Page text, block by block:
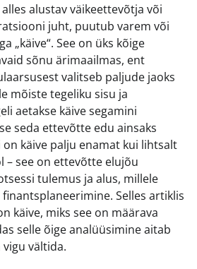
alustav väikeettevõtja või
juht, puutub varem või
„käive“. See on üks kõige
sõnu ärimaailmas, ent
valitseb paljude jaoks
mõiste tegeliku sisu ja
aetakse käive segamini
seda ettevõtte edu ainsaks
käive palju enamat kui lihtsalt
– see on ettevõtte elujõu
tulemus ja alus, millele
Selles artiklis
käive, miks see on määrava
selle õige analüüsimine aitab
vältida.